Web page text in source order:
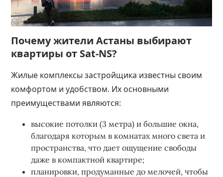
Почему жители Астаны выбирают
квартиры от Sat-NS?
Жилые комплексы застройщика известны своим
комфортом и удобством. Их основными
преимуществами являются:
высокие потолки (3 метра) и большие окна,
благодаря которым в комнатах много света и
пространства, что дает ощущение свободы
даже в компактной квартире;
планировки, продуманные до мелочей, чтобы